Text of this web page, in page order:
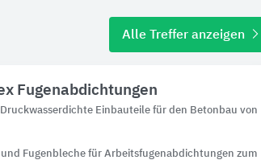
Alle Treffer anzeigen
Fugenabdichtungen
Einbauteile für den Betonbau von
und Fugenbleche für Arbeitsfugenabdichtungen zum